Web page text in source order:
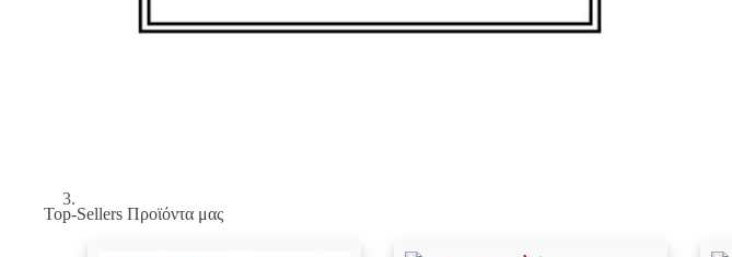
Top-Sellers Προϊόντα μας